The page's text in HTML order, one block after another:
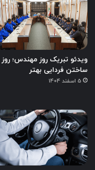
ویدئو تبریک روز مهندس؛ روز
ساختن فردایی بهتر
5 اسفند 1404